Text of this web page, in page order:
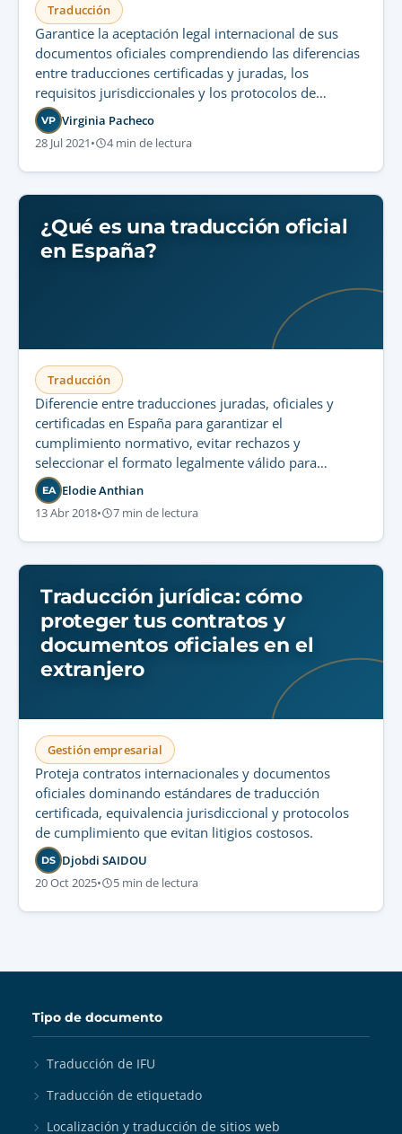
Traducción
Garantice la aceptación legal internacional de sus
documentos oficiales comprendiendo las diferencias
entre traducciones certificadas y juradas, los
requisitos jurisdiccionales y los protocolos de
certificación.
VP Virginia Pacheco
28 Jul 2021• 4 min de lectura
¿Qué es una traducción oficial
en España?
Traducción
Diferencie entre traducciones juradas, oficiales y
certificadas en España para garantizar el
cumplimiento normativo, evitar rechazos y
seleccionar el formato legalmente válido para
trámites oficiales.
EA Elodie Anthian
13 Abr 2018• 7 min de lectura
Traducción jurídica: cómo
proteger tus contratos y
documentos oficiales en el
extranjero
Gestión empresarial
Proteja contratos internacionales y documentos
oficiales dominando estándares de traducción
certificada, equivalencia jurisdiccional y protocolos
de cumplimiento que evitan litigios costosos.
DS Djobdi SAIDOU
20 Oct 2025• 5 min de lectura
Tipo de documento
Traducción de IFU
Traducción de etiquetado
Localización y traducción de sitios web